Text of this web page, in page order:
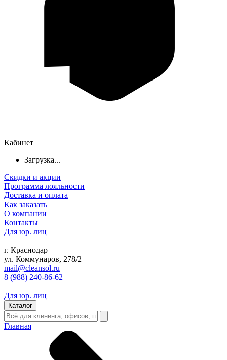
Кабинет
Загрузка...
Скидки и акции
Программа лояльности
Доставка и оплата
Как заказать
О компании
Контакты
Для юр. лиц
г. Краснодар
ул. Коммунаров, 278/2
mail@cleansol.ru
8 (988) 240-86-62
Для юр. лиц
Каталог
Главная